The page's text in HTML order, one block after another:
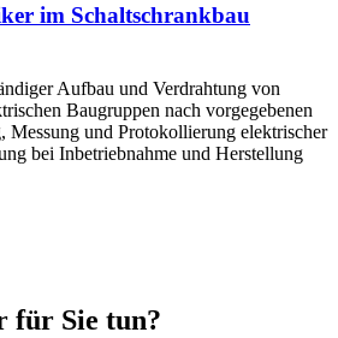
im Schaltschrankbau
Aufbau und Verdrahtung von
Baugruppen nach vorgegebenen
Messung und Protokollierung elektrischer
bei Inbetriebnahme und Herstellung
für Sie tun?